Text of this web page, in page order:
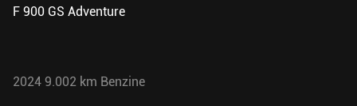
F 900 GS Adventure
2024 9.002 km Benzine